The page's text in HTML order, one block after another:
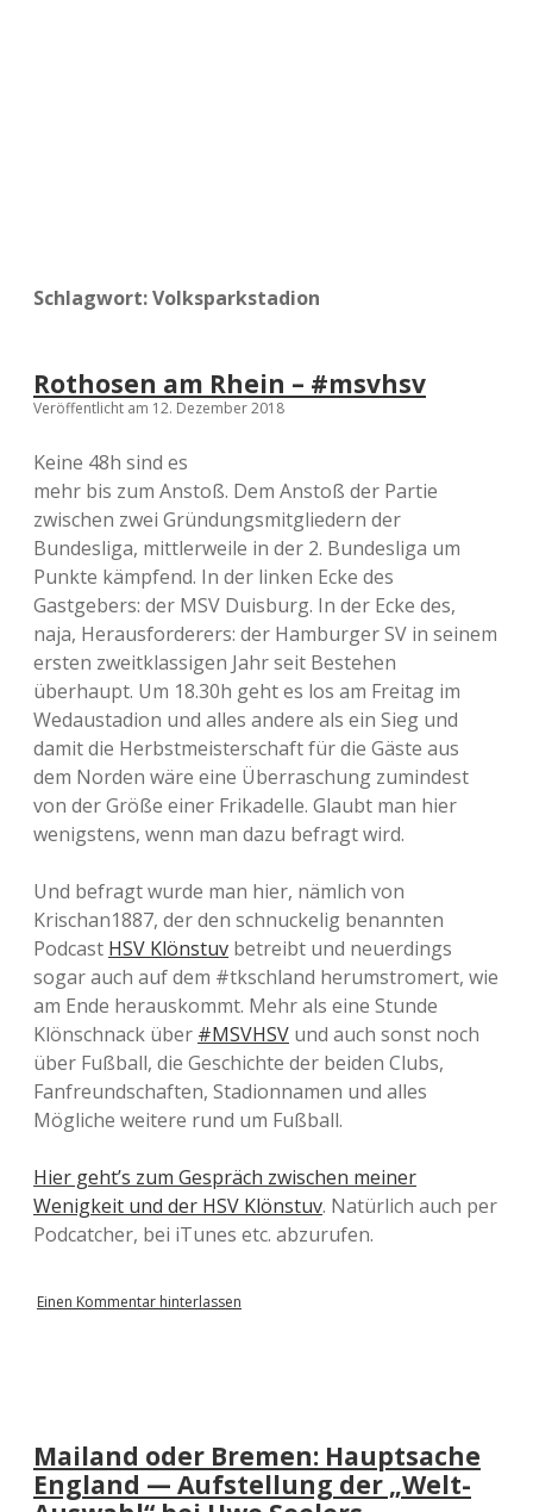
Schlagwort:Volksparkstadion
Rothosen am Rhein – #msvhsv
Veröffentlicht am 12. Dezember 2018
Keine 48h sind es
mehr bis zum Anstoß. Dem Anstoß der Partie
zwischen zwei Gründungsmitgliedern der
Bundesliga, mittlerweile in der 2. Bundesliga um
Punkte kämpfend. In der linken Ecke des
Gastgebers: der MSV Duisburg. In der Ecke des,
naja, Herausforderers: der Hamburger SV in seinem
ersten zweitklassigen Jahr seit Bestehen
überhaupt. Um 18.30h geht es los am Freitag im
Wedaustadion und alles andere als ein Sieg und
damit die Herbstmeisterschaft für die Gäste aus
dem Norden wäre eine Überraschung zumindest
von der Größe einer Frikadelle. Glaubt man hier
wenigstens, wenn man dazu befragt wird.
Und befragt wurde man hier, nämlich von
Krischan1887, der den schnuckelig benannten
Podcast HSV Klönstuv betreibt und neuerdings
sogar auch auf dem #tkschland herumstromert, wie
am Ende herauskommt. Mehr als eine Stunde
Klönschnack über #MSVHSV und auch sonst noch
über Fußball, die Geschichte der beiden Clubs,
Fanfreundschaften, Stadionnamen und alles
Mögliche weitere rund um Fußball.
Hier geht’s zum Gespräch zwischen meiner
Wenigkeit und der HSV Klönstuv. Natürlich auch per
Podcatcher, bei iTunes etc. abzurufen.
Einen Kommentar hinterlassen
Mailand oder Bremen: Hauptsache
England — Aufstellung der „Welt-